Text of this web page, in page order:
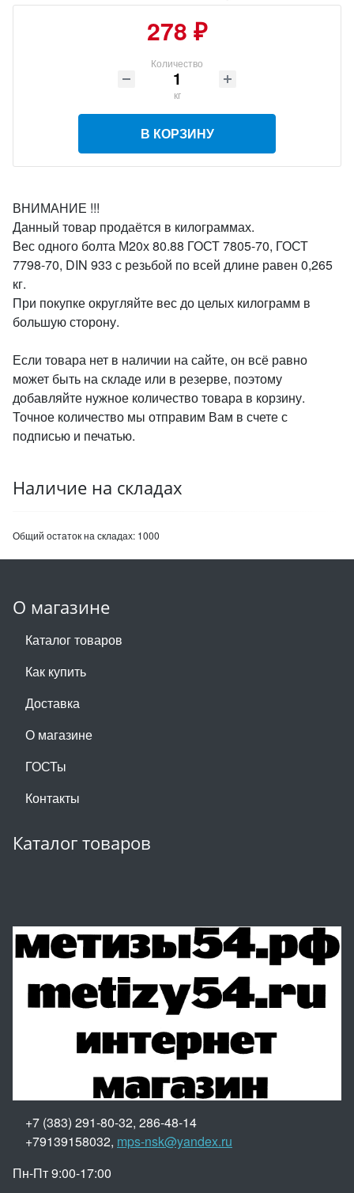
278 ₽
Количество
кг
В КОРЗИНУ
ВНИМАНИЕ !!!
Данный товар продаётся в килограммах.
Вес одного болта М20х 80.88 ГОСТ 7805-70, ГОСТ
7798-70, DIN 933 с резьбой по всей длине равен 0,265
кг.
При покупке округляйте вес до целых килограмм в
большую сторону.
Если товара нет в наличии на сайте, он всё равно
может быть на складе или в резерве, поэтому
добавляйте нужное количество товара в корзину.
Точное количество мы отправим Вам в счете с
подписью и печатью.
Наличие на складах
Общий остаток на складах: 1000
О магазине
Каталог товаров
Как купить
Доставка
О магазине
ГОСТы
Контакты
Каталог товаров
+7 (383) 291-80-32, 286-48-14
+79139158032, mps-nsk@yandex.ru
Пн-Пт 9:00-17:00